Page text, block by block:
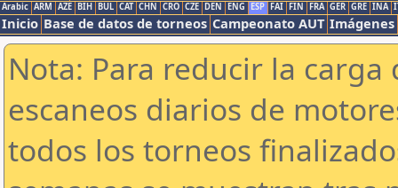
Arabic ARM AZE BIH BUL CAT CHN CRO CZE DEN ENG ESP FAI FIN FRA GER GRE INA
Inicio Base de datos de torneos Campeonato AUT Imágenes
Nota: Para reducir la
escaneos diarios de
todos los torneos